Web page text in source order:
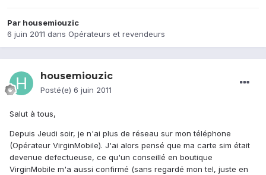
Par housemiouzic
6 juin 2011 dans Opérateurs et revendeurs
housemiouzic
Posté(e) 6 juin 2011
Salut à tous,
Depuis Jeudi soir, je n'ai plus de réseau sur mon téléphone
(Opérateur VirginMobile). J'ai alors pensé que ma carte sim était
devenue defectueuse, ce qu'un conseillé en boutique
VirginMobile m'a aussi confirmé (sans regardé mon tel, juste en